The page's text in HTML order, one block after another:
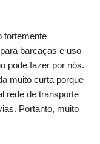
fortemente
barcaças e uso
pode fazer por nós.
muito curta porque
rede de transporte
Portanto, muito